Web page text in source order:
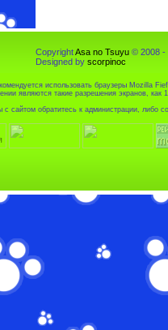
CopyrightAsa no Tsuyu © 2008 -
Designed by scorpinoc
использовать браузеры Mozilla
являются такие разрешения экранов, как
с сайтом обратитесь к администрации,